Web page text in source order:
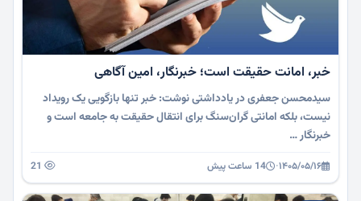
خبر، امانت حقیقت است؛ خبرنگار، امین آگاهی
سیدمحسن جعفری در یادداشتی نوشت: خبر تنها بازگویی یک رویداد
نیست، بلکه امانتی گران‌سنگ برای انتقال حقیقت به جامعه است و
خبرنگار …
۱۴۰۵/۰۵/۱۶· 14 ساعت پیش